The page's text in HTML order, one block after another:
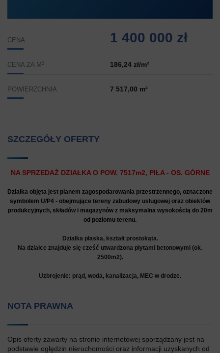
CENA 1 400 000 zł
CENA ZA M 2 186,24 zł/m²
POWIERZCHNIA 7 517,00 m²
SZCZEGÓŁY OFERTY
NA SPRZEDAŻ DZIAŁKA O POW. 7517m2, PIŁA - OS. GÓRNE
Działka objęta jest planem zagospodarowania przestrzennego, oznaczone
symbolem U/P4 - obejmujące tereny zabudowy usługowej oraz obiektów
produkcyjnych, składów i magazynów z maksymalna wysokością do 20m
od poziomu terenu.
Działka płaska, kształt prostokąta.
Na działce znajduje się cześć utwardzona płytami betonowymi (ok.
2500m2).
Uzbrojenie: prąd, woda, kanalizacja, MEC w drodze.
NOTA PRAWNA
Opis oferty zawarty na stronie internetowej sporządzany jest na
podstawie oględzin nieruchomości oraz informacji uzyskanych od